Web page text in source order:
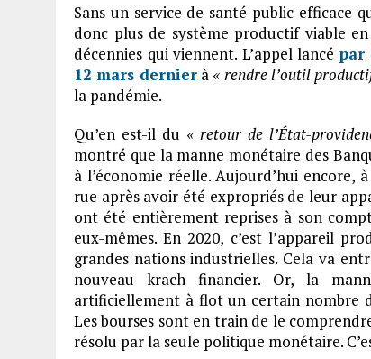
Sans un service de santé public efficace
donc plus de système productif viable
décennies qui viennent. L’appel lancé par
12 mars dernierà « rendre l’outil
la pandémie.
Qu’en est-il du « retour de l’État-
montré que la manne monétaire des
à l’économie réelle. Aujourd’hui encore,
rue après avoir été expropriés de leur
ont été entièrement reprises à son
eux-mêmes. En 2020, c’est l’appareil
grandes nations industrielles. Cela va
nouveau krach financier. Or, la
artificiellement à flot un certain nombre
Les bourses sont en train de le
résolu par la seule politique monétaire.